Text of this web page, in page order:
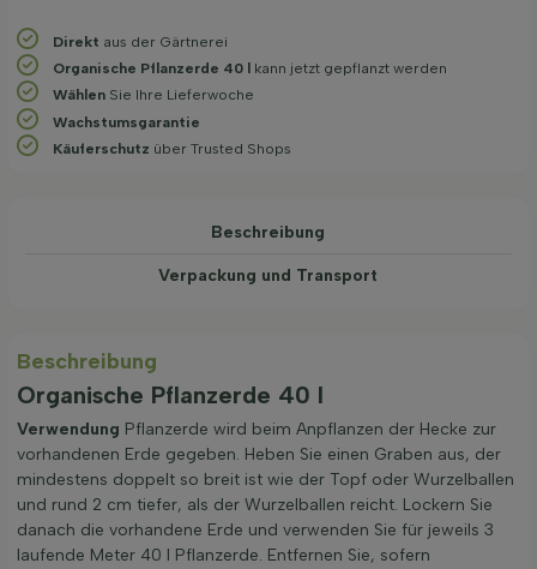
Direkt aus der Gärtnerei
Organische Pflanzerde 40 l kann jetzt gepflanzt werden
Wählen Sie Ihre Lieferwoche
Wachstums­garantie
Käuferschutz über Trusted Shops
Beschreibung
Verpackung und Transport
Beschreibung
Organische Pflanzerde 40 l
Verwendung Pflanzerde wird beim Anpflanzen der Hecke zur
vorhandenen Erde gegeben. Heben Sie einen Graben aus, der
mindestens doppelt so breit ist wie der Topf oder Wurzelballen
und rund 2 cm tiefer, als der Wurzelballen reicht. Lockern Sie
danach die vorhandene Erde und verwenden Sie für jeweils 3
laufende Meter 40 l Pflanzerde. Entfernen Sie, sofern